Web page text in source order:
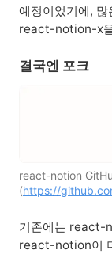
예정이었기에,
react-notion-x을
결국엔 포크
react-notion
(https://
기존에는 react-
react-notion이